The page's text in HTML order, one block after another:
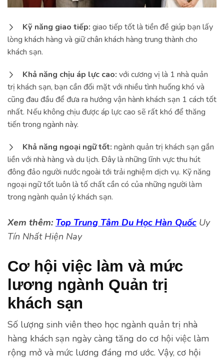
Kỹ năng giao tiếp: giao tiếp tốt là tiền đề giúp bạn lấy
lòng khách hàng và giữ chân khách hàng trung thành cho
khách sạn.
Khả năng chịu áp lực cao: với cương vị là 1 nhà quản
trị khách sạn, bạn cần đối mặt với nhiều tình huống khó và
cũng đau đầu để đưa ra hướng vận hành khách sạn 1 cách tốt
nhất. Nếu không chịu được áp lực cao sẽ rất khó để thăng
tiến trong ngành này.
Khả năng ngoại ngữ tốt: ngành quản trị khách sạn gắn
liền với nhà hàng và du lịch. Đây là những lĩnh vực thu hút
đông đảo người nước ngoài tới trải nghiệm dịch vụ. Kỹ năng
ngoại ngữ tốt luôn là tố chất cần có của những người làm
trong ngành quản lý khách sạn.
Xem thêm: Top Trung Tâm Du Học Hàn Quốc Uy
Tín Nhất Hiện Nay
Cơ hội việc làm và mức
lương ngành Quản trị
khách sạn
Số lượng sinh viên theo học ngành quản trị nhà
hàng khách sạn ngày càng tăng do cơ hội việc làm
rộng mở và mức lương đáng mơ ước. Vậy, cơ hội